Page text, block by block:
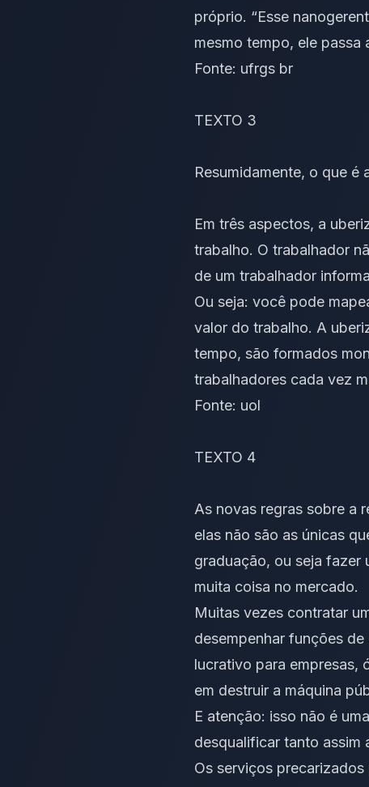
próprio. “Esse
mesmo tempo, ele passa
Fonte: ufrgs br
TEXTO 3
Resumidamente, o que é
Em três aspectos, a
trabalho. O trabalhador
de um trabalhador
Ou seja: você pode
valor do trabalho. A
tempo, são formados
trabalhadores cada vez
Fonte: uol
TEXTO 4
As novas regras sobre a
elas não são as únicas
graduação, ou seja fazer
muita coisa no mercado.
Muitas vezes contratar
desempenhar funções
lucrativo para empresas,
em destruir a máquina
E atenção: isso não é
desqualificar tanto assim
Os serviços